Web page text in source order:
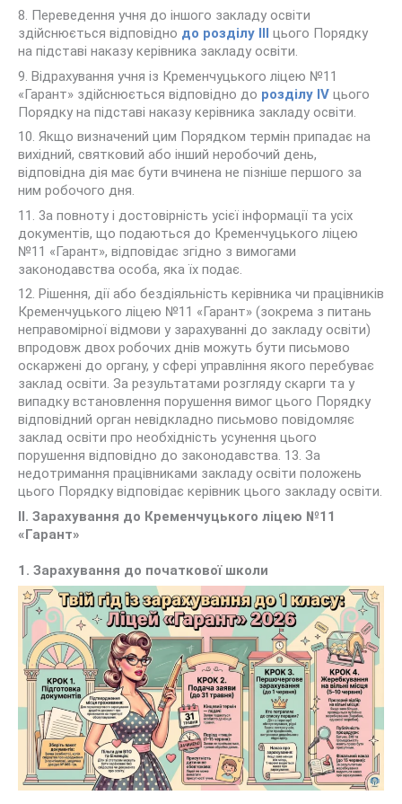
8. Переведення учня до іншого закладу освіти
здійснюється відповідно до розділу III цього Порядку
на підставі наказу керівника закладу освіти.
9. Відрахування учня із Кременчуцького ліцею №11
«Гарант» здійснюється відповідно до розділу IV цього
Порядку на підставі наказу керівника закладу освіти.
10. Якщо визначений цим Порядком термін припадає на
вихідний, святковий або інший неробочий день,
відповідна дія має бути вчинена не пізніше першого за
ним робочого дня.
11. 3а повноту і достовірність усієї інформації та усіх
документів, що подаються до Кременчуцького ліцею
№11 «Гарант», відповідає згідно з вимогами
законодавства особа, яка їх подає.
12. Рішення, дії або бездіяльність керівника чи працівників
Кременчуцького ліцею №11 «Гарант» (зокрема з питань
неправомірної відмови у зарахуванні до закладу освіти)
впродовж двох робочих днів можуть бути письмово
оскаржені до органу, у сфері управління якого перебуває
заклад освіти. За результатами розгляду скарги та у
випадку встановлення порушення вимог цього Порядку
відповідний орган невідкладно письмово повідомляє
заклад освіти про необхідність усунення цього
порушення відповідно до законодавства. 13. За
недотримання працівниками закладу освіти положень
цього Порядку відповідає керівник цього закладу освіти.
ІІ. Зарахування до Кременчуцького ліцею №11
«Гарант»
1. Зарахування до початкової школи